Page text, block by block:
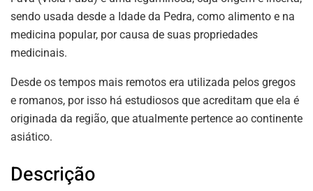
sendo usada desde a Idade da Pedra, como alimento e na
medicina popular, por causa de suas propriedades
medicinais.
Desde os tempos mais remotos era utilizada pelos gregos
e romanos, por isso há estudiosos que acreditam que ela é
originada da região, que atualmente pertence ao continente
asiático.
Descrição